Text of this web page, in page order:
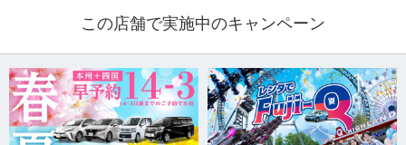
この店舗で実施中のキャンペーン